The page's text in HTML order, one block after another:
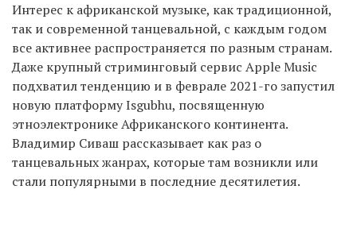
Интерес к африканской музыке, как традиционной,
так и современной танцевальной, с каждым годом
все активнее распространяется по разным странам.
Даже крупный стриминговый сервис Apple Music
подхватил тенденцию и в феврале 2021-го запустил
новую платформу Isgubhu, посвященную
этноэлектронике Африканского континента.
Владимир Сиваш рассказывает как раз о
танцевальных жанрах, которые там возникли или
стали популярными в последние десятилетия.